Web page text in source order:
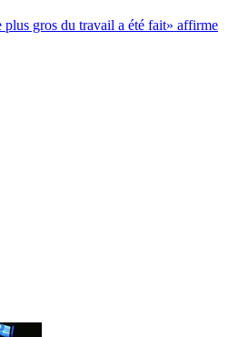
gros du travail a été fait» affirme